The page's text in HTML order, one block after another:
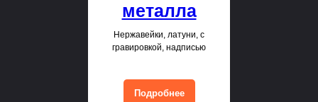
металла
Нержавейки, латуни, с
гравировкой, надписью
Подробнее